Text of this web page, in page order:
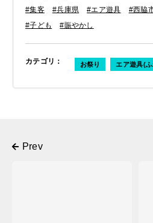
#集客
#兵庫県 #エア遊具 #西脇
#子ども
#賑やかし
カテゴリ ： お祭り エア遊具(